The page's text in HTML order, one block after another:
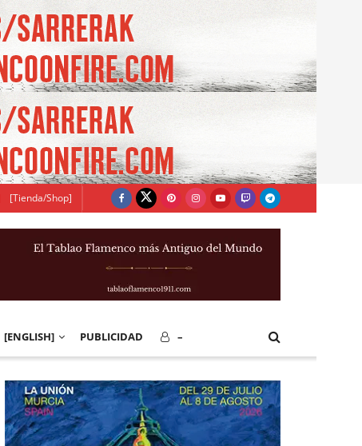
[Tienda/Shop]
[ENGLISH] PUBLICIDAD –